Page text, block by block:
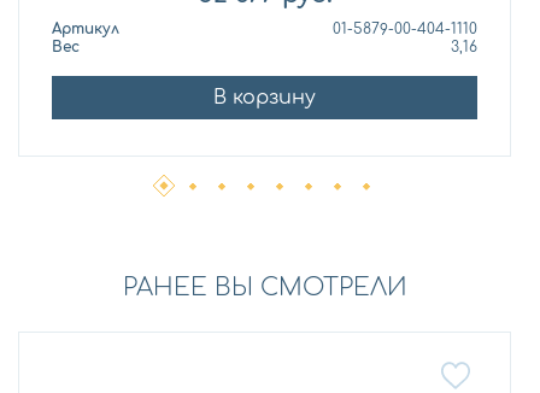
Артикул
01-5879-00-404-1110
Вес
3,16
В корзину
РАНЕЕ ВЫ СМОТРЕЛИ